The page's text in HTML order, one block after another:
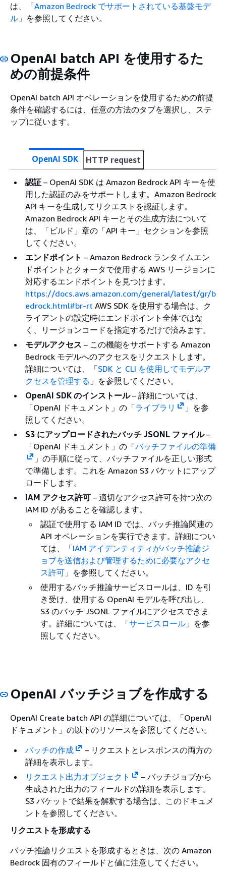
は、「Amazon Bedrock でサポートされている基盤モデ
ル 」を参照してください。
OpenAI batch API を使用するた
めの前提条件
OpenAI batch API オペレーションを使用するための前提
条件を確認するには、任意の方法のタブを選択し、ステ
ップに従います。
OpenAI SDK HTTP request
認証 – OpenAI SDK は Amazon Bedrock API キーを使
用した認証のみをサポートします。Amazon Bedrock
API キーを生成してリクエストを認証します。
Amazon Bedrock API キーとその生成方法について
は、「ビルド」章の「API キー」セクションを参照
してください。
エンドポイント – Amazon Bedrock ランタイムエン
ドポイントとクォータで使用する AWS リージョンに
対応するエンドポイントを見つけます。
https://docs.aws.amazon.com/general/latest/gr/b
edrock.html#br-rt AWS SDK を使用する場合は、ク
ライアントの設定時にエンドポイント全体ではな
く、リージョンコードを指定するだけで済みます。
モデルアクセス – この機能をサポートする Amazon
Bedrock モデルへのアクセスをリクエストします。
詳細については、「SDK と CLI を使用してモデルア
クセスを管理する 」を参照してください。
OpenAI SDK のインストール– 詳細については、
「OpenAI ドキュメント」の「ライブラリ
」を参
照してください。
S3 にアップロードされたバッチ JSONL ファイル–
「OpenAI ドキュメント」の「バッチファイルの準備
」の手順に従って、バッチファイルを正しい形式
で準備します。これを Amazon S3 バケットにアップ
ロードします。
IAM アクセス許可 – 適切なアクセス許可を持つ次の
IAM ID があることを確認します。
認証で使用する IAM ID では、バッチ推論関連の
API オペレーションを実行できます。詳細につい
ては、「IAM アイデンティティがバッチ推論ジ
ョブを送信および管理するために必要なアクセ
ス許可 」を参照してください。
使用するバッチ推論サービスロールは、ID を引
き受け、使用する OpenAI モデルを呼び出し、
S3 のバッチ JSONL ファイルにアクセスできま
す。詳細については、「サービスロール 」を参
照してください。
OpenAI バッチジョブを作成する
OpenAI Create batch API の詳細については、「OpenAI
ドキュメント」の以下のリソースを参照してください。
バッチの作成
– リクエストとレスポンスの両方の
詳細を表示します。
リクエスト出力オブジェクト
– バッチジョブから
生成された出力のフィールドの詳細を表示します。
S3 バケットで結果を解釈する場合は、このドキュメ
ントを参照してください。
リクエストを形成する
バッチ推論リクエストを形成するときは、次の Amazon
Bedrock 固有のフィールドと値に注意してください。